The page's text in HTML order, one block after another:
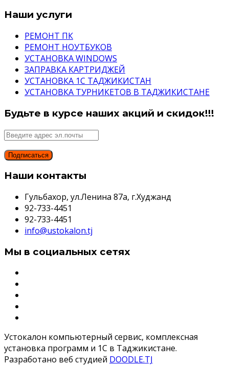
Наши услуги
РЕМОНТ ПК
РЕМОНТ НОУТБУКОВ
УСТАНОВКА WINDOWS
ЗАПРАВКА КАРТРИДЖЕЙ
УСТАНОВКА 1С ТАДЖИКИСТАН
УСТАНОВКА ТУРНИКЕТОВ В ТАДЖИКИСТАНЕ
Будьте в курсе наших акций и скидок!!!
Наши контакты
Гульбахор, ул.Ленина 87а, г.Худжанд
92-733-4451
92-733-4451
info@ustokalon.tj
Мы в социальных сетях
Устокалон компьютерный сервис, комплексная
установка программ и 1С в Таджикистане.
Разработано веб студией DOODLE.TJ